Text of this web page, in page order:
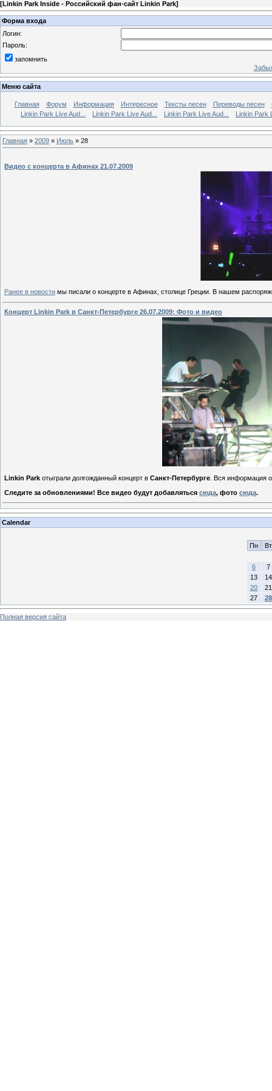
[Linkin Park Inside - Российский фан-сайт Linkin Park]
Форма входа
Логин:
Пароль:
запомнить
Меню сайта
Главная Форум Информация Интересное Тексты песен Переводы песен
Linkin Park Live Aud...
Linkin Park Live Aud... Linkin Park Live Aud... Linkin Park
Главная » 2009 » Июль » 28
Видео с концерта в Афинах 21.07.2009
Ранее в новости мы писали о концерте в Афинах, столице Греции. В нашем
Концерт Linkin Park в Санкт-Петербурге 26.07.2009: Фото и видео
Linkin Park отыграли долгожданный концерт в Санкт-Петербурге . Вся информация
Следите за обновлениями! Все видео будут добавляться сюда, фото сюда.
Calendar
Пн Вт
6
7
13
14
20
21
27
28
Полная версия сайта